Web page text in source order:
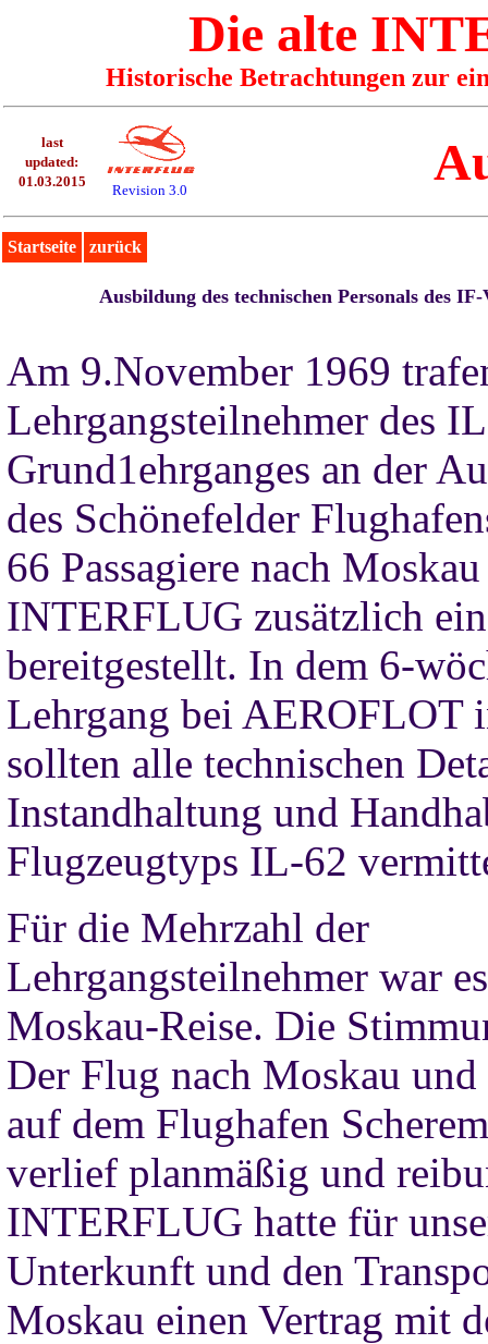
Die alte
Historische Betrachtungen zur
last
updated:
01.03.2015
Revision 3.0
Startseite zurück
Ausbildung des technischen Personals des
Am 9.November 1969
Lehrgangsteilnehmer des
Grund1ehrganges an der
des Schönefelder
66 Passagiere nach
INTERFLUG zusätzlich
bereitgestellt. In dem 6-
Lehrgang bei AEROFLOT
sollten alle technischen
Instandhaltung und
Flugzeugtyps IL-62
Für die Mehrzahl der
Lehrgangsteilnehmer war
Moskau-Reise. Die
Der Flug nach Moskau
auf dem Flughafen
verlief planmäßig und
INTERFLUG hatte für
Unterkunft und den
Moskau einen Vertrag mit